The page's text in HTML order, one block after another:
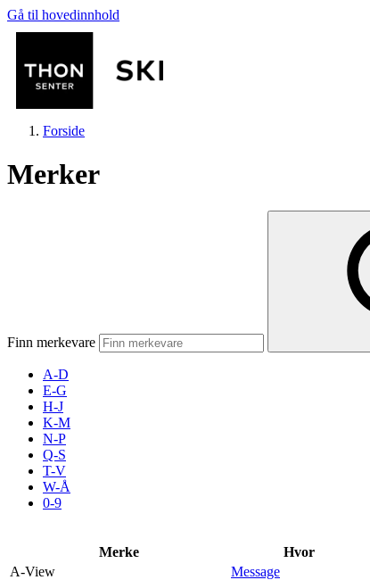
Gå til hovedinnhold
Mat og drikke
Inspirasjon
Forside
Merker
Finn merkevare
A-D
E-G
H-J
K-M
N-P
Q-S
T-V
W-Å
0-9
Merke
Hvor
A-View
Message